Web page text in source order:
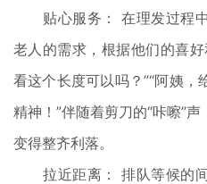
贴心服务： 在理发过程中
老人的需求，根据他们的喜
看这个长度可以吗？”“阿姨
精神！”伴随着剪刀的“咔嚓”
变得整齐利落。
拉近距离： 排队等候的间